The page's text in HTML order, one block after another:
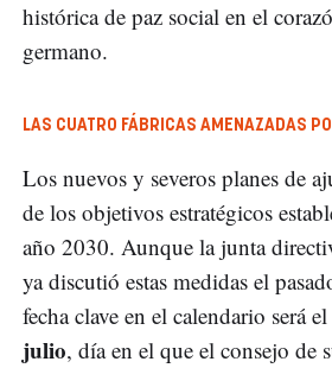
histórica de paz social en el
germano.
LAS CUATRO FÁBRICAS AMENAZADAS
Los nuevos y severos planes de
de los objetivos estratégicos
año 2030. Aunque la junta
ya discutió estas medidas el
fecha clave en el calendario será
julio, día en el que el consejo de